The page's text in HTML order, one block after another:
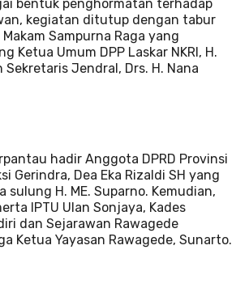
bentuk penghormatan terhadap
kegiatan ditutup dengan tabur
Sampurna Raga yang
Ketua Umum DPP Laskar NKRI, H.
Sekretaris Jendral, Drs. H. Nana
hadir Anggota DPRD Provinsi
Gerindra, Dea Eka Rizaldi SH yang
sulung H. ME. Suparno. Kemudian,
IPTU Ulan Sonjaya, Kades
dan Sejarawan Rawagede
Ketua Yayasan Rawagede, Sunarto.